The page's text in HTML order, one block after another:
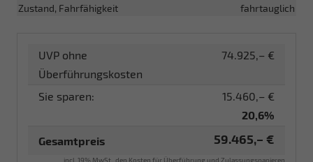
Zustand, Fahrfähigkeit
fahrtauglich
UVP ohne
Überführungskosten
74.925,– €
Sie sparen:
15.460,– €
20,6%
Gesamtpreis
59.465,– €
incl. 19% MwSt., den Kosten für Überführung und Zulassungspapieren